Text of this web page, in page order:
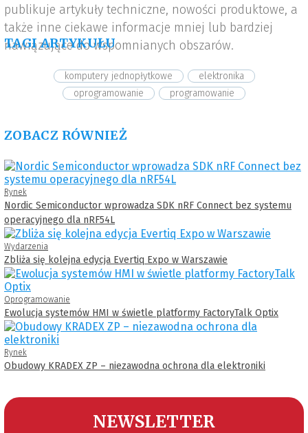
publikuje artykuły techniczne, nowości produktowe, a
także inne ciekawe informacje mniej lub bardziej
nawiązujące do wspomnianych obszarów.
TAGI ARTYKUŁU
komputery jednopłytkowe
elektronika
oprogramowanie
programowanie
ZOBACZ RÓWNIEŻ
Rynek
Nordic Semiconductor wprowadza SDK nRF Connect bez systemu
operacyjnego dla nRF54L
Wydarzenia
Zbliża się kolejna edycja Evertiq Expo w Warszawie
Oprogramowanie
Ewolucja systemów HMI w świetle platformy FactoryTalk Optix
Rynek
Obudowy KRADEX ZP – niezawodna ochrona dla elektroniki
NEWSLETTER